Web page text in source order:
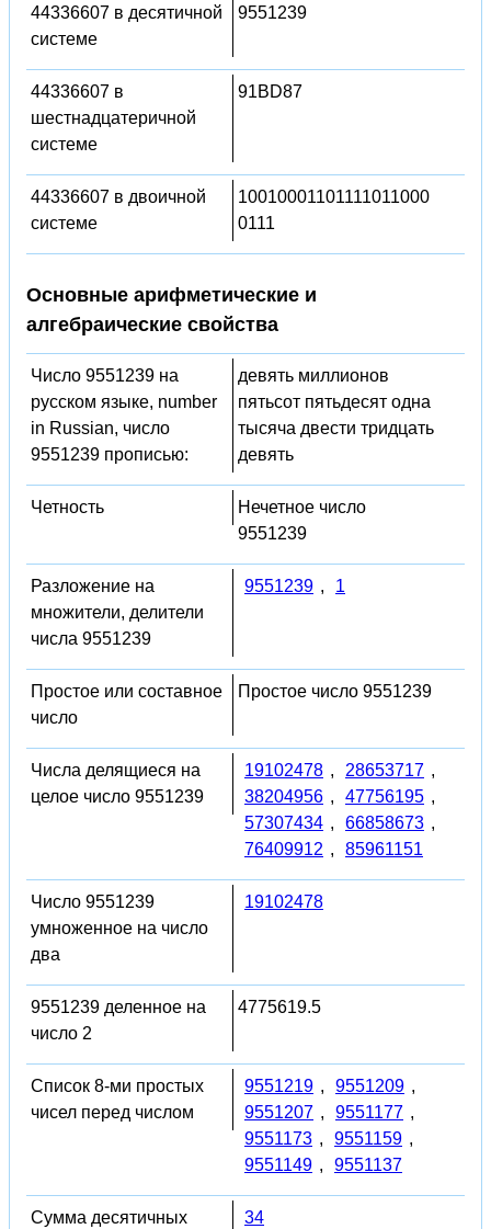
44336607 в десятичной
системе
9551239
44336607 в
шестнадцатеричной
системе
91BD87
44336607 в двоичной
системе
10010001101111011000
0111
Основные арифметические и
алгебраические свойства
Число 9551239 на
русском языке, number
in Russian, число
9551239 прописью:
девять миллионов
пятьсот пятьдесят одна
тысяча двести тридцать
девять
Четность
Нечетное число
9551239
Разложение на
множители, делители
числа 9551239
9551239 , 1
Простое или составное
число
Простое число 9551239
Числа делящиеся на
целое число 9551239
19102478 , 28653717 ,
38204956 , 47756195 ,
57307434 , 66858673 ,
76409912 , 85961151
Число 9551239
умноженное на число
два
19102478
9551239 деленное на
число 2
4775619.5
Список 8-ми простых
чисел перед числом
9551219 , 9551209 ,
9551207 , 9551177 ,
9551173 , 9551159 ,
9551149 , 9551137
Сумма десятичных
34